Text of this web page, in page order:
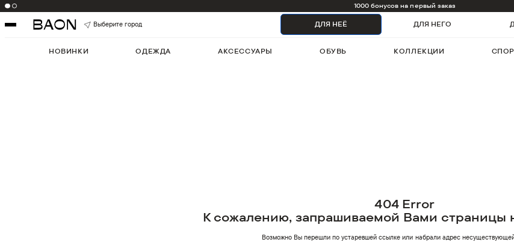
1000 бонусов на первый заказ
Выберите город ДЛЯ НЕЁ ДЛЯ НЕГО
НОВИНКИ ОДЕЖДА АКСЕССУАРЫ ОБУВЬ КОЛЛЕКЦИИ
404 Error
К сожалению, запрашиваемой Вами страницы
Возможно Вы перешли по устаревшей ссылке или набрали адрес